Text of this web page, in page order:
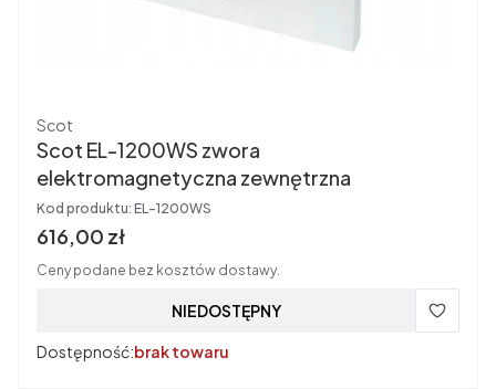
Producent
Scot
Scot EL-1200WS zwora
elektromagnetyczna zewnętrzna
Kod produktu: EL-1200WS
Cena brutto
616,00 zł
Ceny podane bez kosztów dostawy.
NIEDOSTĘPNY
Dostępność:brak towaru